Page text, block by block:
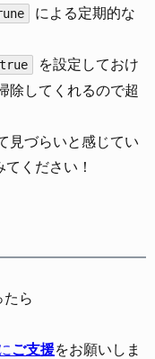
による定期的な
を設定しておけ
除してくれるので超
見づらいと感じてい
ください！
たら
ご支援をお願いしま